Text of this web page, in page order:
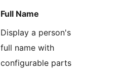
Full Name
Display a person's
full name with
configurable parts